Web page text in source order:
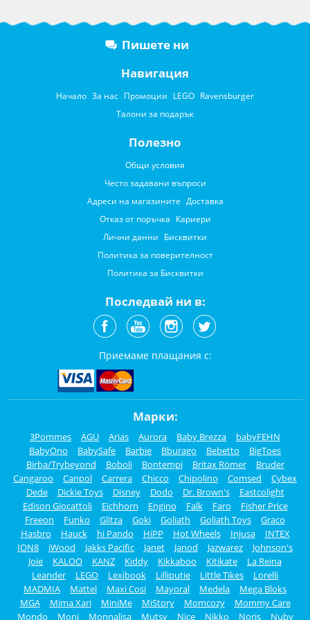
Пишете ни
Навигация
Начало За нас Промоции LEGO Ravensburger
Талони за подарък
Полезно
Общи условия
Често задавани въпроси
Адреси на магазините Доставка
Отказ от поръчка Кариери
Лични данни Бисквитки
Политика за поверителност
Политика за Бисквитки
Последвай ни в:
Приемаме плащания с:
Марки:
3Pommes AGU Arias Aurora Baby Brezza
babyFEHN
BabyOno
BabySafe Barbie Bburago Bebetto
BigToes
Birba/Trybeyond
Boboli Bontempi Britax Römer
Bruder
Cangaroo
Canpol Carrera Chicco Chipolino Comsed
Cybex
Dede
Dickie Toys Disney Dodo Dr. Brown's
Eastcolight
Edison Giocattoli
Eichhorn Engino Falk Faro
Fisher Price
Freeon
Funko Glitza Goki Goliath Goliath Toys
Graco
Hasbro
Hauck hi Pando HiPP Hot Wheels Injusa
INTEX
ION8
iWood Jakks Pacific Janet Janod Jazwarez
Johnson's
Joie
KALOO KANZ Kiddy Kikkaboo Kitikate
La Reina
Leander
LEGO Lexibook Lilliputie Little Tikes
Lorelli
MADMIA
Mattel Maxi Cosi Mayoral Medela
Mega Bloks
MGA
Mima Xari MiniMe MiStory Momcozy
Mommy Care
Mondo
Moni Monnalisa Mutsy Nice Nikko Noris Nuby